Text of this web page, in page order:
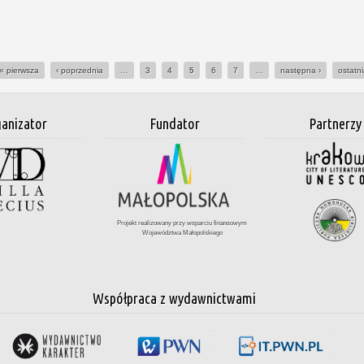
« pierwsza ‹ poprzednia 3 4 5 6 7 następna ›
Fundator
Projekt realizowany przy wsparciu finansowym
Województwa Małopolskiego
Partnerzy
Współpraca z wydawnictwami